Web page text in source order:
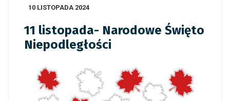
10 LISTOPADA 2024
11 listopada- Narodowe Święto
Niepodległości